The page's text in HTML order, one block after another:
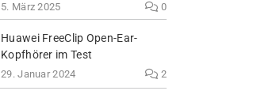
5. März 2025 0
Huawei FreeClip Open-Ear-
Kopfhörer im Test
29. Januar 2024 2